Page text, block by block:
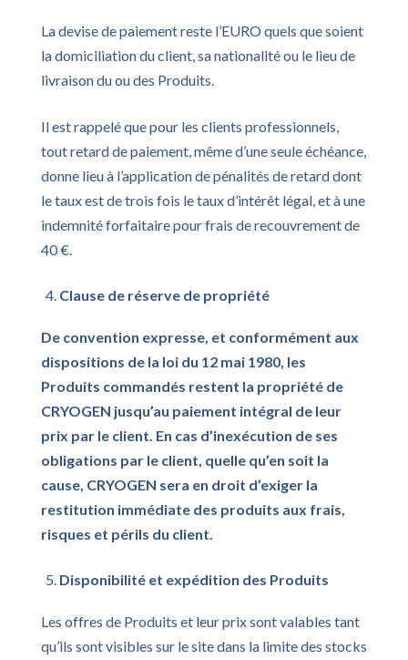
La devise de paiement reste l’EURO quels que soient
la domiciliation du client, sa nationalité ou le lieu de
livraison du ou des Produits.
Il est rappelé que pour les clients professionnels,
tout retard de paiement, même d’une seule échéance,
donne lieu à l’application de pénalités de retard dont
le taux est de trois fois le taux d’intérêt légal, et à une
indemnité forfaitaire pour frais de recouvrement de
40 €.
Clause de réserve de propriété
De convention expresse, et conformément aux
dispositions de la loi du 12 mai 1980, les
Produits commandés restent la propriété de
CRYOGEN jusqu’au paiement intégral de leur
prix par le client. En cas d’inexécution de ses
obligations par le client, quelle qu’en soit la
cause, CRYOGEN sera en droit d’exiger la
restitution immédiate des produits aux frais,
risques et périls du client.
Disponibilité et expédition des Produits
Les offres de Produits et leur prix sont valables tant
qu’ils sont visibles sur le site dans la limite des stocks